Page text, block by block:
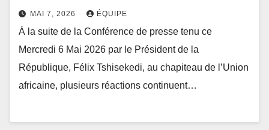
MAI 7, 2026 ÉQUIPE
À la suite de la Conférence de presse tenu ce
Mercredi 6 Mai 2026 par le Président de la
République, Félix Tshisekedi, au chapiteau de l’Union
africaine, plusieurs réactions continuent…